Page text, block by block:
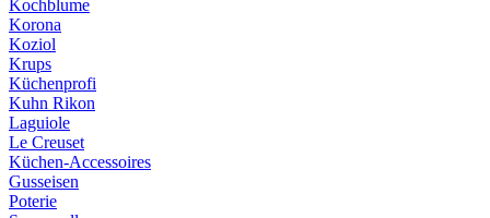
Kochblume
Korona
Koziol
Krups
Küchenprofi
Kuhn Rikon
Laguiole
Le Creuset
Küchen-Accessoires
Gusseisen
Poterie